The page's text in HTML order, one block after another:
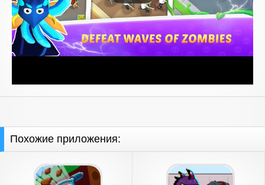
Похожие приложения: